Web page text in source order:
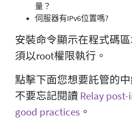
量？
伺服器有IPv6位置嗎?
安裝命令顯示在程式碼
須以root權限執行。
點擊下面您想要託管的中
不要忘記閱讀 Relay
good practices 。